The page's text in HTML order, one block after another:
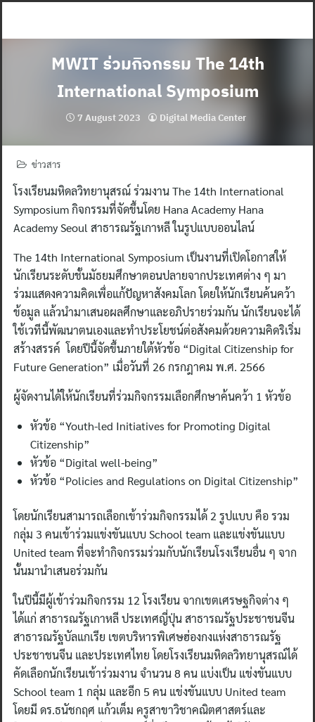
MWIT ร่วมกิจกรรม The 14th
International Symposium
7 August 2023 Digital Media Center
ข่าวสาร
โรงเรียนมหิดลวิทยานุสรณ์ ร่วมงาน The 14th International
Symposium กิจกรรมที่จัดขึ้นโดย Hana Academy Hana
Academy Seoul สาธารณรัฐเกาหลี ในรูปแบบออนไลน์
The 14th International Symposium เป็นงานที่เปิดโอกาสให้
นักเรียนระดับชั้นมัธยมศึกษาตอนปลายจากประเทศต่าง ๆ มา
ร่วมแสดงความคิดเพื่อแก้ปัญหาสังคมโลก โดยให้นักเรียนค้นคว้า
ข้อมูล แล้วนำมาเสนอผลศึกษาและอภิปรายร่วมกัน นักเรียนจะได้
ใช้เวทีนี้พัฒนาตนเองและทำประโยชน์ต่อสังคมด้วยความคิดริเริ่ม
สร้างสรรค์ โดยปีนี้จัดขึ้นภายใต้หัวข้อ “Digital Citizenship for
Future Generation” เมื่อวันที่ 26 กรกฎาคม พ.ศ. 2566
ผู้จัดงานได้ให้นักเรียนที่ร่วมกิจกรรมเลือกศึกษาค้นคว้า 1 หัวข้อ
หัวข้อ “Youth-led Initiatives for Promoting Digital
Citizenship”
หัวข้อ “Digital well-being”
หัวข้อ “Policies and Regulations on Digital Citizenship”
โดยนักเรียนสามารถเลือกเข้าร่วมกิจกรรมได้ 2 รูปแบบ คือ รวม
กลุ่ม 3 คนเข้าร่วมแข่งขันแบบ School team และแข่งขันแบบ
United team ที่จะทำกิจกรรมร่วมกับนักเรียนโรงเรียนอื่น ๆ จาก
นั้นมานำเสนอร่วมกัน
ในปีนี้มีผู้เข้าร่วมกิจกรรม 12 โรงเรียน จากเขตเศรษฐกิจต่าง ๆ
ได้แก่ สาธารณรัฐเกาหลี ประเทศญี่ปุ่น สาธารณรัฐประชาชนจีน
สาธารณรัฐบัลแกเรีย เขตบริหารพิเศษฮ่องกงแห่งสาธารณรัฐ
ประชาชนจีน และประเทศไทย โดยโรงเรียนมหิดลวิทยานุสรณ์ได้
คัดเลือกนักเรียนเข้าร่วมงาน จำนวน 8 คน แบ่งเป็น แข่งขันแบบ
School team 1 กลุ่ม และอีก 5 คน แข่งขันแบบ United team
โดยมี ดร.ธนัชกฤศ แก้วเต็ม ครูสาขาวิชาคณิตศาสตร์และ